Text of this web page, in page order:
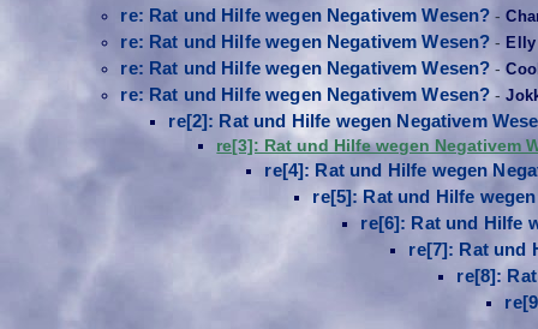
re: Rat und Hilfe wegen Negativem Wesen? -
re: Rat und Hilfe wegen Negativem Wesen? - Elly
re: Rat und Hilfe wegen Negativem Wesen? -
re: Rat und Hilfe wegen Negativem Wesen? -
re[2]: Rat und Hilfe wegen Negativem
re[3]: Rat und Hilfe wegen Negativem
re[4]: Rat und Hilfe wegen
re[5]: Rat und Hilfe
re[6]: Rat und Hilfe
re[7]: Rat und
re[8]: